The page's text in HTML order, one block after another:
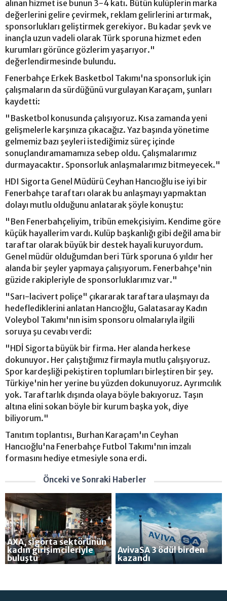
alınan hizmet ise bunun 3-4 katı. Bütün kulüplerin marka
değerlerini gelire çevirmek, reklam gelirlerini artırmak,
sponsorlukları geliştirmek gerekiyor. Bu kadar şevk ve
inançla uzun vadeli olarak Türk sporuna hizmet eden
kurumları görünce gözlerim yaşarıyor."
değerlendirmesinde bulundu.
Fenerbahçe Erkek Basketbol Takımı'na sponsorluk için
çalışmaların da sürdüğünü vurgulayan Karaçam, şunları
kaydetti:
"Basketbol konusunda çalışıyoruz. Kısa zamanda yeni
gelişmelerle karşınıza çıkacağız. Yaz başında yönetime
gelmemiz bazı şeyleri istediğimiz süreç içinde
sonuçlandıramamamıza sebep oldu. Çalışmalarımız
durmayacaktır. Sponsorluk anlaşmalarımız bitmeyecek."
HDI Sigorta Genel Müdürü Ceyhan Hancıoğlu ise iyi bir
Fenerbahçe taraftarı olarak bu anlaşmayı yapmaktan
dolayı mutlu olduğunu anlatarak şöyle konuştu:
"Ben Fenerbahçeliyim, tribün emekçisiyim. Kendime göre
küçük hayallerim vardı. Kulüp başkanlığı gibi değil ama bir
taraftar olarak büyük bir destek hayali kuruyordum.
Genel müdür olduğumdan beri Türk sporuna 6 yıldır her
alanda bir şeyler yapmaya çalışıyorum. Fenerbahçe'nin
güzide rakipleriyle de sponsorluklarımız var."
"Sarı-lacivert poliçe" çıkararak taraftara ulaşmayı da
hedeflediklerini anlatan Hancıoğlu, Galatasaray Kadın
Voleybol Takımı'nın isim sponsoru olmalarıyla ilgili
soruya şu cevabı verdi:
"HDİ Sigorta büyük bir firma. Her alanda herkese
dokunuyor. Her çalıştığımız firmayla mutlu çalışıyoruz.
Spor kardeşliği pekiştiren toplumları birleştiren bir şey.
Türkiye'nin her yerine bu yüzden dokunuyoruz. Ayrımcılık
yok. Taraftarlık dışında olaya böyle bakıyoruz. Taşın
altına elini sokan böyle bir kurum başka yok, diye
biliyorum."
Tanıtım toplantısı, Burhan Karaçam'ın Ceyhan
Hancıoğlu'na Fenerbahçe Futbol Takımı'nın imzalı
formasını hediye etmesiyle sona erdi.
Önceki ve Sonraki Haberler
AXA, sigorta sektörünün
kadın girişimcileriyle
buluştu
AvivaSA 3 ödül birden
kazandı